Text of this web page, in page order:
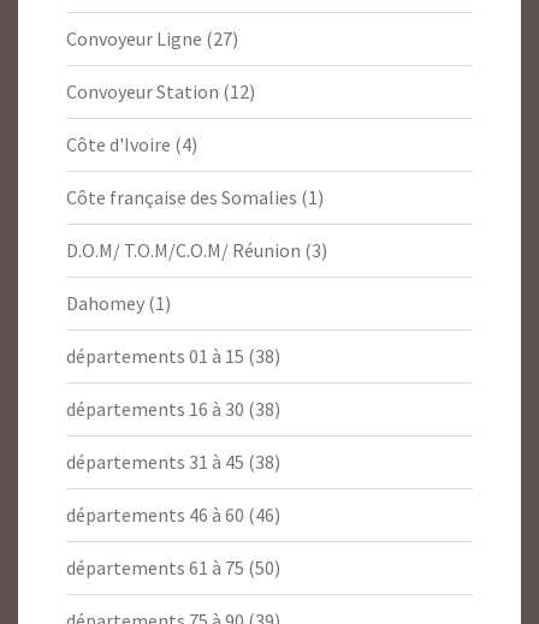
Convoyeur Ligne (27)
Convoyeur Station (12)
Côte d'Ivoire (4)
Côte française des Somalies (1)
D.O.M/ T.O.M/C.O.M/ Réunion (3)
Dahomey (1)
départements 01 à 15 (38)
départements 16 à 30 (38)
départements 31 à 45 (38)
départements 46 à 60 (46)
départements 61 à 75 (50)